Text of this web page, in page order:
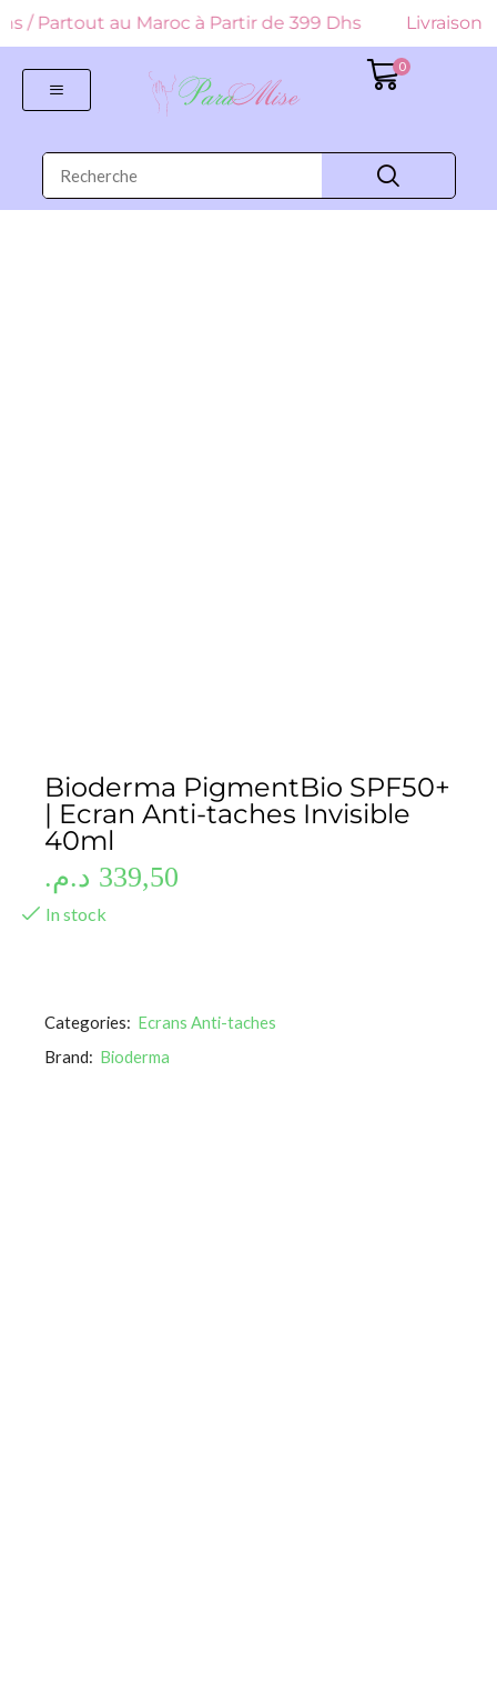
/ Partout au Maroc à Partir de 399 Dhs Livraison
0
Bioderma PigmentBio SPF50+
| Ecran Anti-taches Invisible
40ml
339,50 د.م.
In stock
Categories: Ecrans Anti-taches
Brand: Bioderma